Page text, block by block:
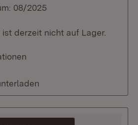
08/2025
derzeit nicht auf Lager.